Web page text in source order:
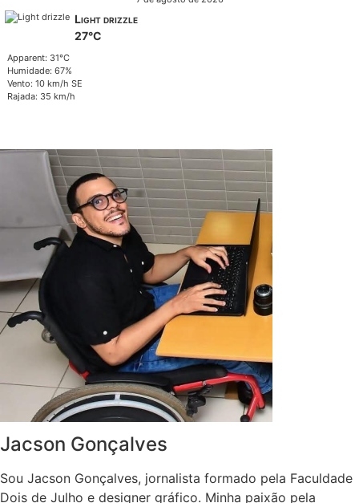
Light drizzle
27°C
Apparent: 31°C
Humidade: 67%
Vento: 10 km/h SE
Rajada: 35 km/h
Jacson Gonçalves
Sou Jacson Gonçalves, jornalista formado pela Faculdade
Dois de Julho e designer gráfico. Minha paixão pela